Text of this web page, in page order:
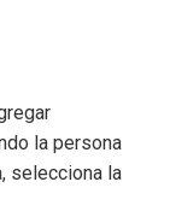
la persona
selecciona la